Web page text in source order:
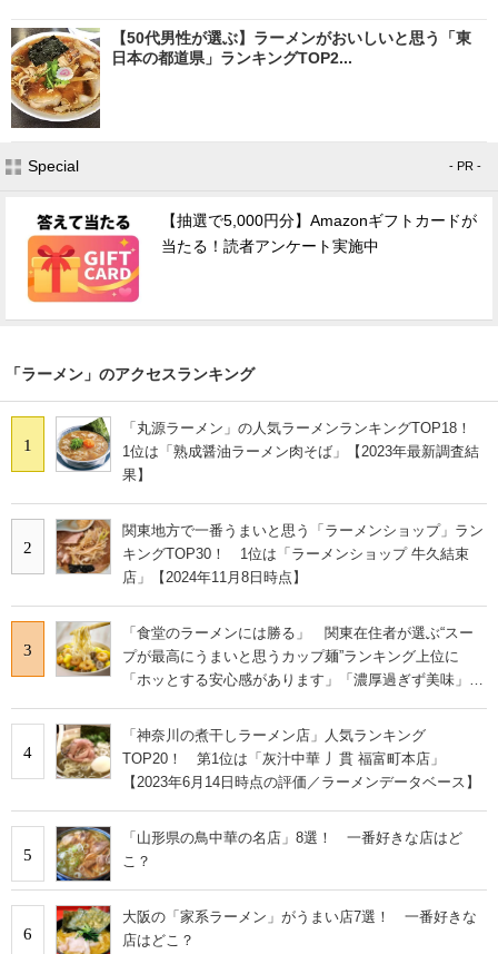
【50代男性が選ぶ】ラーメンがおいしいと思う「東
日本の都道県」ランキングTOP2...
Special - PR -
【抽選で5,000円分】Amazonギフトカードが
当たる！読者アンケート実施中
「ラーメン」のアクセスランキング
1
「丸源ラーメン」の人気ラーメンランキングTOP18！
1位は「熟成醤油ラーメン肉そば」【2023年最新調査結
果】
2
関東地方で一番うまいと思う「ラーメンショップ」ラン
キングTOP30！ 1位は「ラーメンショップ 牛久結束
店」【2024年11月8日時点】
3
「食堂のラーメンには勝る」 関東在住者が選ぶ“スー
プが最高にうまいと思うカップ麺”ランキング上位に
「ホッとする安心感があります」「濃厚過ぎず美味」の
4
「神奈川の煮干しラーメン店」人気ランキング
TOP20！ 第1位は「灰汁中華 丿貫 福富町本店」
【2023年6月14日時点の評価／ラーメンデータベース】
5
「山形県の鳥中華の名店」8選！ 一番好きな店はど
こ？
6
大阪の「家系ラーメン」がうまい店7選！ 一番好きな
店はどこ？